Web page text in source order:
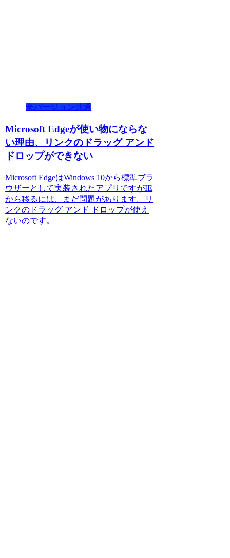
全バージョン共通
Microsoft Edgeが使い物にならな
い理由、リンクのドラッグ アンド
ドロップができない
Microsoft EdgeはWindows 10から標準ブラ
ウザーとして実装されたアプリですがIE
から移るには、まだ問題があります。リ
ンクのドラッグ アンド ドロップが使え
ないのです。